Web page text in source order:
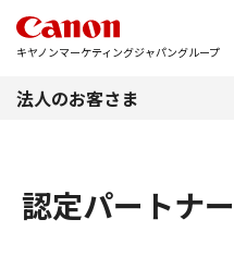
キヤノンマーケティングジャパングループ
法人のお客さま
認定パートナ